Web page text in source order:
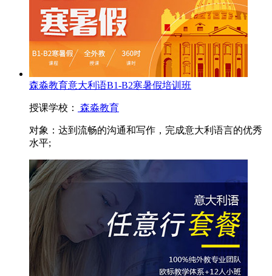
森淼教育意大利语B1-B2寒暑假培训班
授课学校： 森淼教育
对象： 达到流畅的沟通和写作，完成意大利语言的优秀
水平;